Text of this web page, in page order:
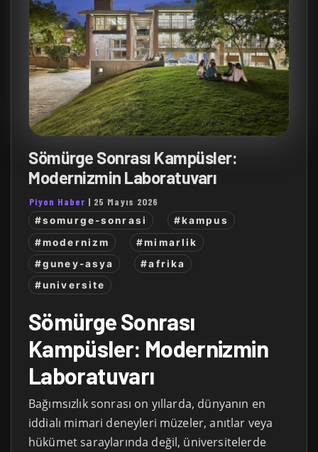
Sömürge Sonrası Kampüsler:
Modernizmin Laboratuvarı
Piyon Haber | 25 Mayıs 2026
#somurge-sonrasi
#kampus
#modernizm
#mimarlik
#guney-asya
#afrika
#universite
Sömürge Sonrası
Kampüsler: Modernizmin
Laboratuvarı
Bağımsızlık sonrası on yıllarda, dünyanın en
iddialı mimari deneyleri müzeler, anıtlar veya
hükümet saraylarında değil, üniversitelerde